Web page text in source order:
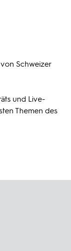
Schweizer
und Live-
Themen des